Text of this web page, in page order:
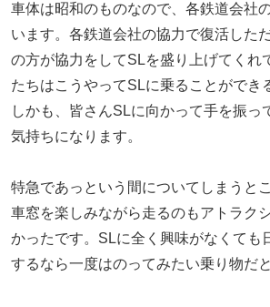
車体は昭和のものなので、各鉄道会社
います。各鉄道会社の協力で復活した
の方が協力をしてSLを盛り上げてくれ
たちはこうやってSLに乗ることができ
しかも、皆さんSLに向かって手を振っ
気持ちになります。
特急であっという間についてしまうと
車窓を楽しみながら走るのもアトラク
かったです。SLに全く興味がなくても
するなら一度はのってみたい乗り物だ